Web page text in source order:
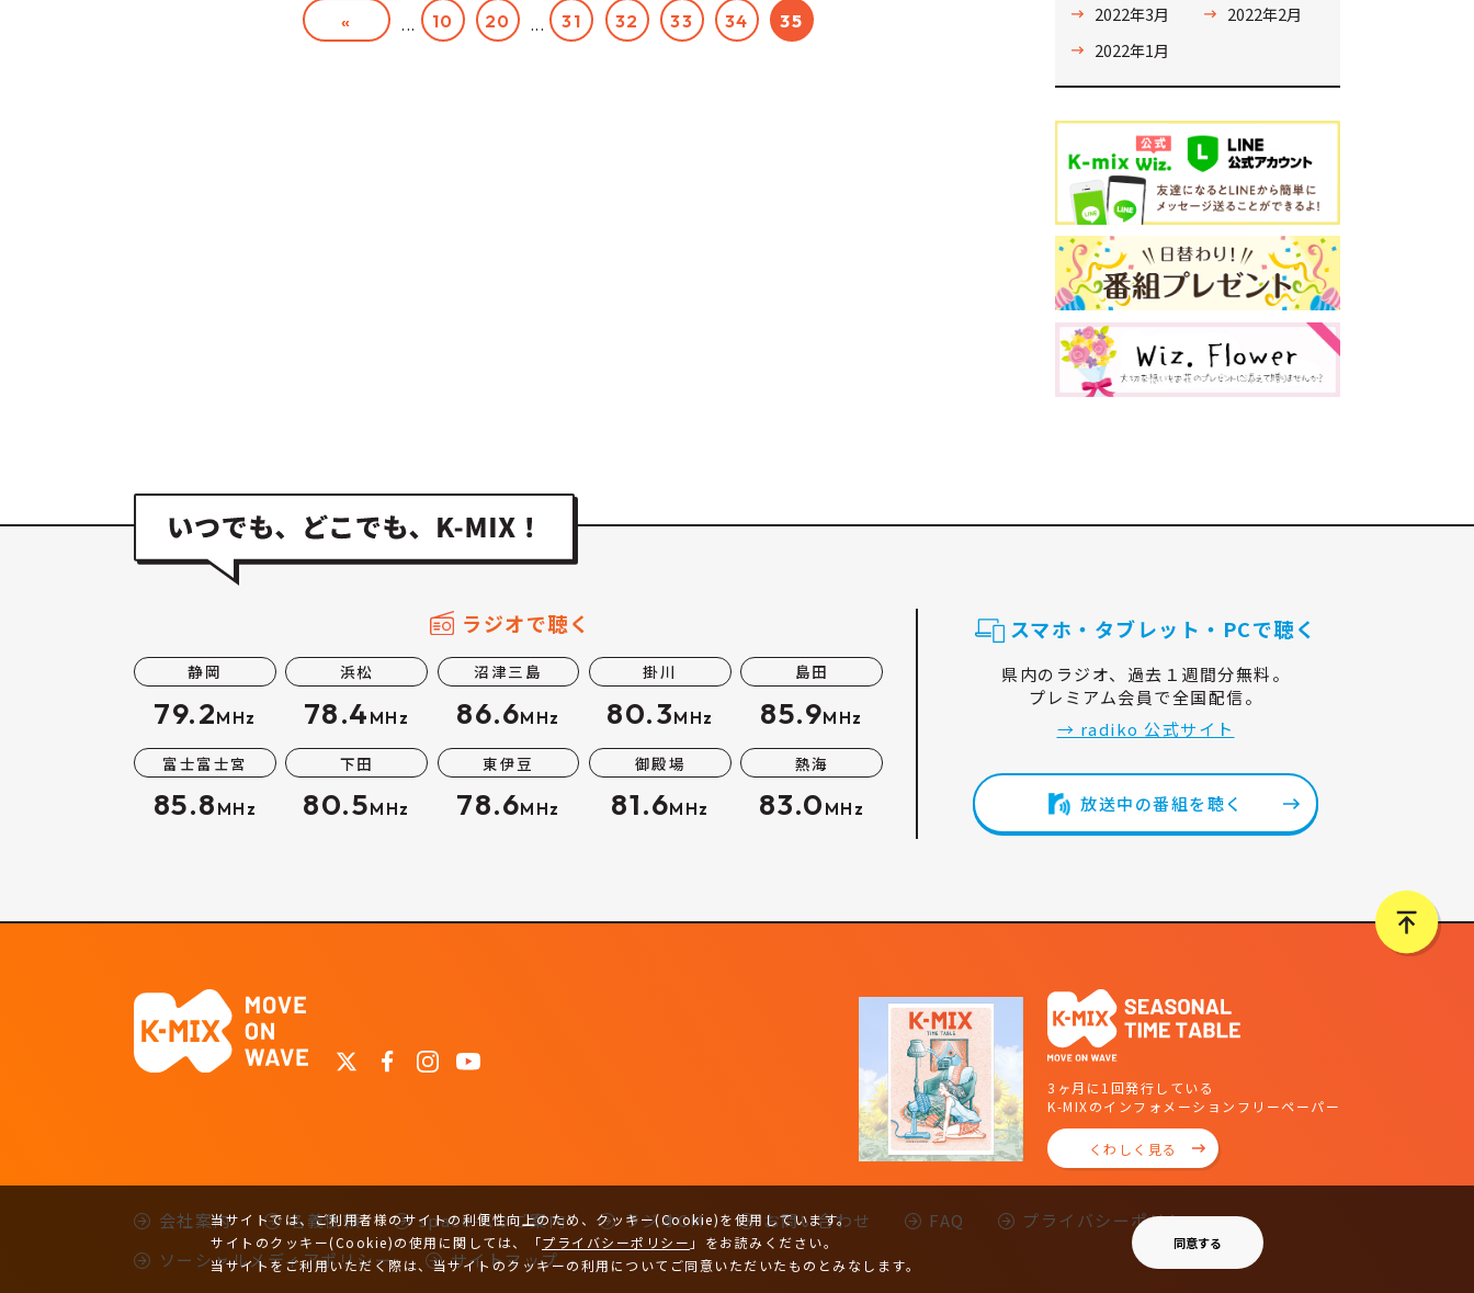
« ... 10 20 ... 31 32 33 34 35
2022年3月
2022年2月
2022年1月
ラジオで聴く
静岡
79.2MHz
浜松
78.4 MHz
沼津三島
86.6MHz
掛川
80.3MHz
島田
85.9MHz
富士富士宮
85.8 MHz
下田
80.5MHz
東伊豆
78.6MHz
御殿場
81.6MHz
熱海
83.0 MHz
スマホ・タブレット・PCで聴く
県内のラジオ、過去１週間分無料。
プレミアム会員で全国配信。
→ radiko 公式サイト
放送中の番組を聴く
3ヶ月に1回発行している
K-MIXのインフォメーションフリーペーパー
くわしく見る
会社案内 名義依頼 space-Kのご案内 ラジオCM お問い合わせ FAQ
プライバシーポリシー
ソーシャルメディアポリシー
サイトマップ
当サイトでは、ご利用者様のサイトの利便性向上のため、クッキー(Cookie)を使用しています。
サイトのクッキー(Cookie)の使用に関しては、
「プライバシーポリシー 」をお読みください。
当サイトをご利用いただく際は、当サイトのクッキーの利用についてご同意いただいたものとみなします。
同意する